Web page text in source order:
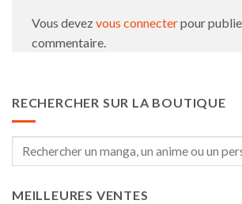
Vous devezvous connecterpour
commentaire.
RECHERCHER SUR LA BOUTIQUE
Recherche
pour :
MEILLEURES VENTES